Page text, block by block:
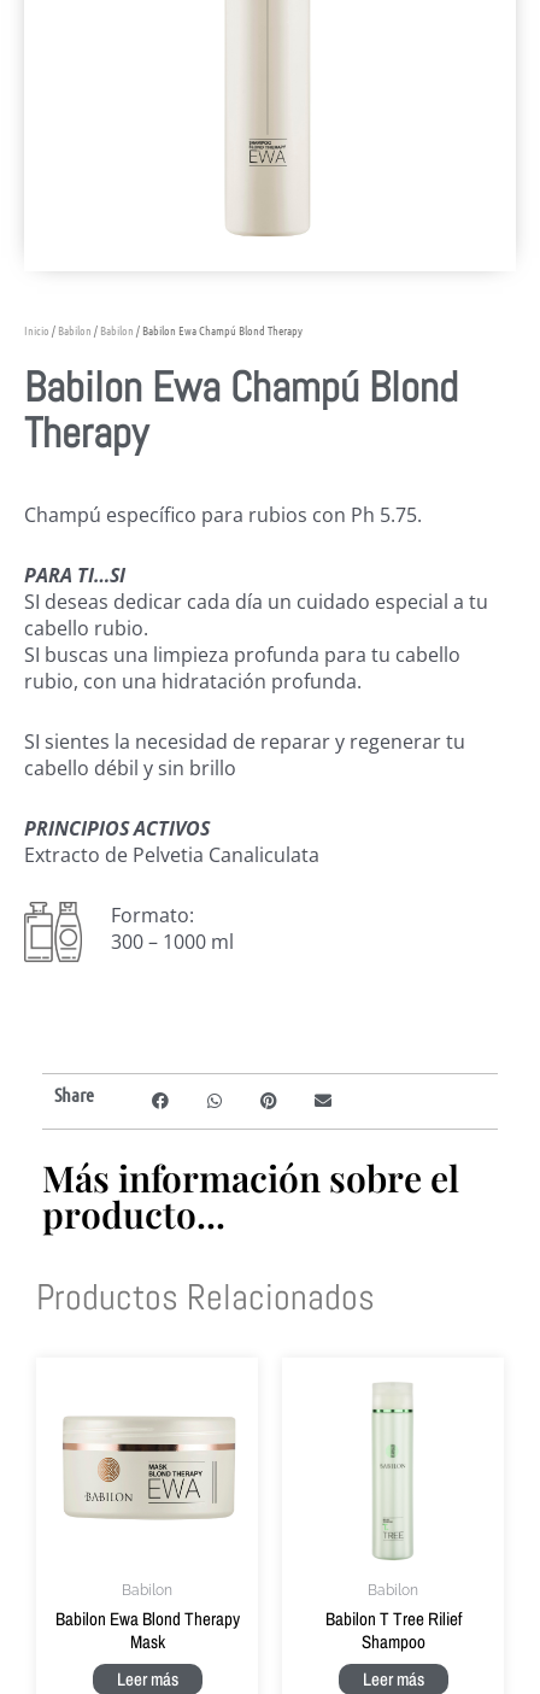
Inicio / Babilon / Babilon / Babilon Ewa Champú Blond Therapy
Babilon Ewa Champú Blond
Therapy
Champú específico para rubios con Ph 5.75.
PARA TI…SI
SI deseas dedicar cada día un cuidado especial a tu
cabello rubio.
SI buscas una limpieza profunda para tu cabello
rubio, con una hidratación profunda.
SI sientes la necesidad de reparar y regenerar tu
cabello débil y sin brillo
PRINCIPIOS ACTIVOS
Extracto de Pelvetia Canaliculata
Formato:
300 – 1000 ml
Share
Más información sobre el
producto...
Productos Relacionados
Babilon
Babilon Ewa Blond Therapy
Mask
Leer más
Babilon
Babilon T Tree Rilief
Shampoo
Leer más